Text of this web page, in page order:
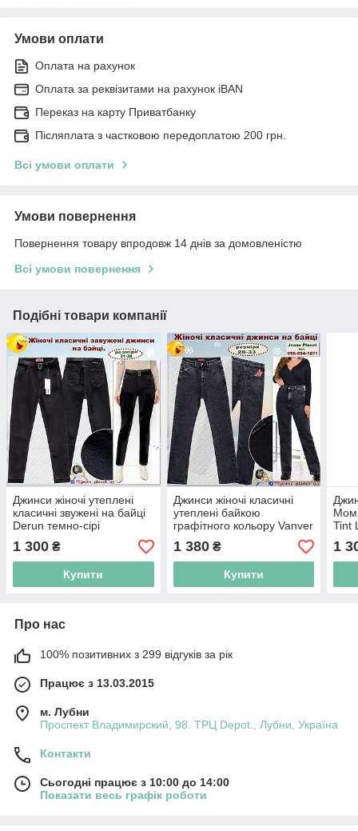
Умови оплати
Оплата на рахунок
Оплата за реквізитами на рахунок iBAN
Переказ на карту Приватбанку
Післяплата з частковою передоплатою 200 грн.
Всі умови оплати
Умови повернення
Повернення товару впродовж 14 днів за домовленістю
Всі умови повернення
Подібні товари компанії
Джинси жіночі утеплені
класичні звужені на байці
Derun темно-сірі
1 300 ₴
Купити
Джинси жіночі класичні
утеплені байкою
графітного кольору Vanver
1 380₴
Купити
Мом
Tint
1
Про нас
100% позитивних з 299 відгуків за рік
Працює з 13.03.2015
м. Лубни
Проспект Владимирский, 98. ТРЦ Depot., Лубни, Україна
Контакти
Сьогодні працює з 10:00 до 14:00
Показати весь графік роботи